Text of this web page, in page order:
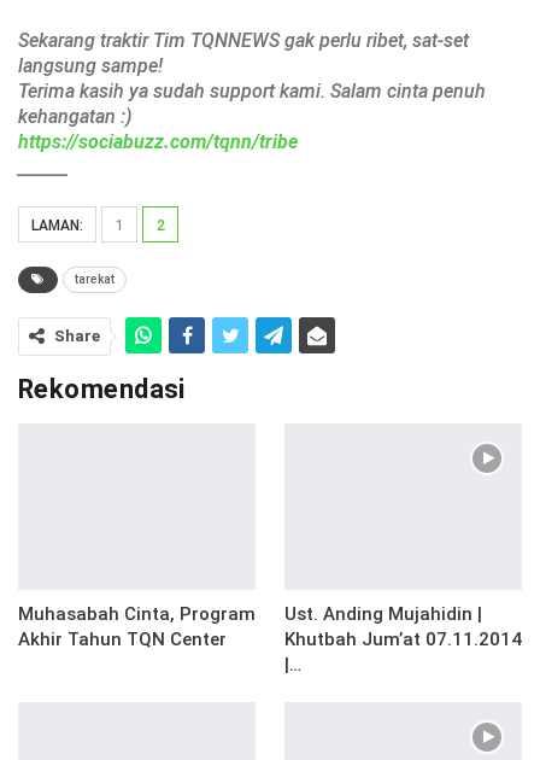
Sekarang traktir Tim TQNNEWS gak perlu ribet, sat-set
langsung sampe!
Terima kasih ya sudah support kami. Salam cinta penuh
kehangatan :)
https://sociabuzz.com/tqnn/tribe
LAMAN: 1 2
tarekat
Share
Rekomendasi
Muhasabah Cinta, Program
Akhir Tahun TQN Center
Ust. Anding Mujahidin |
Khutbah Jum’at 07.11.2014
|…